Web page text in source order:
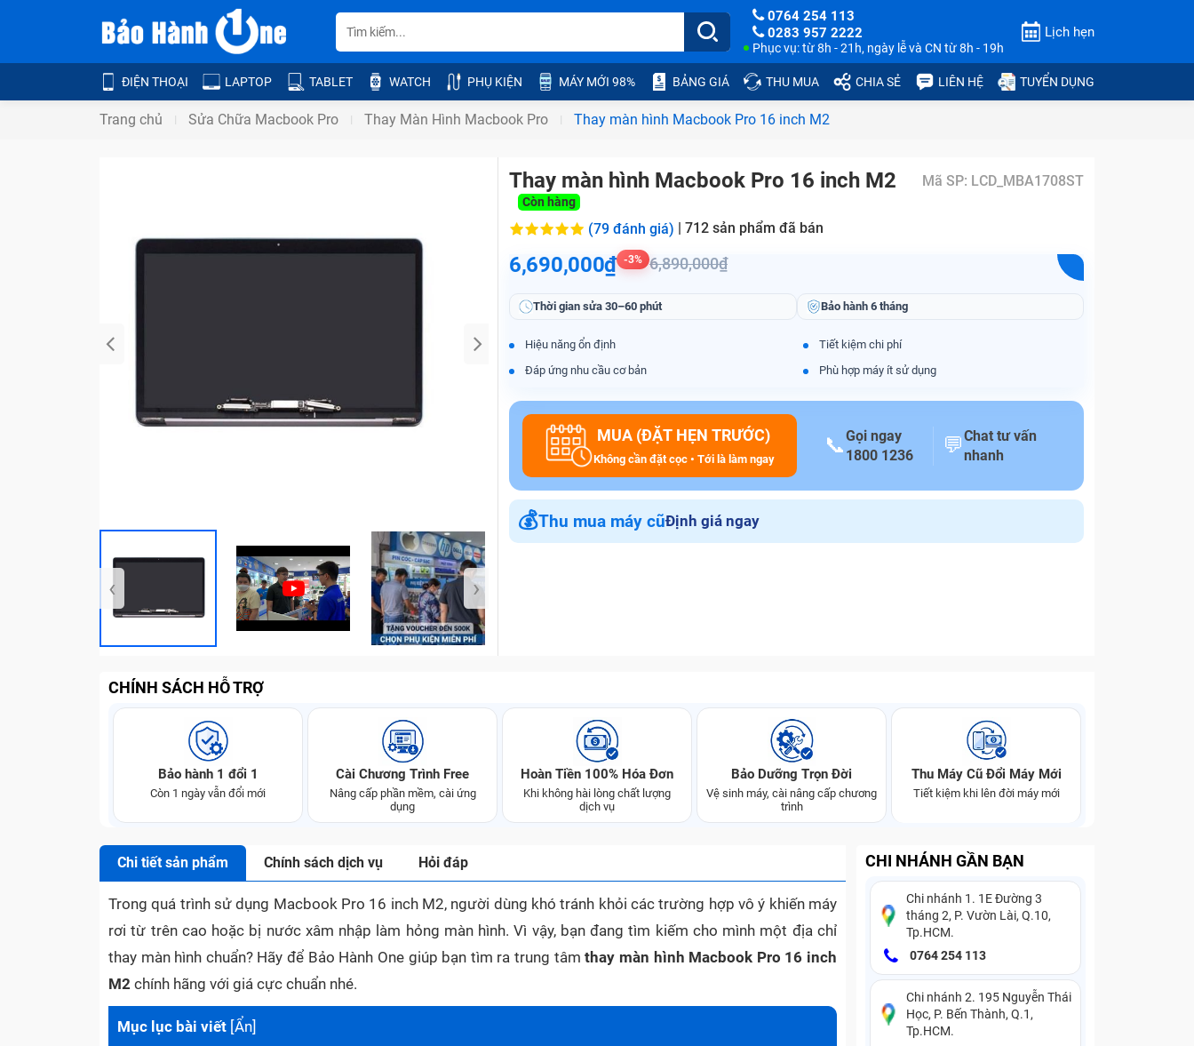
0764 254 113
0283 957 2222
Phục vụ: từ 8h - 21h, ngày lễ và CN từ 8h - 19h
Lịch hẹn
ĐIỆN THOẠI LAPTOP TABLET WATCH PHỤ KIỆN MÁY MỚI 98% BẢNG GIÁ THU MUA CHIA SẺ LIÊN HỆ TUYỂN DỤNG
Trang chủ Sửa Chữa Macbook Pro Thay Màn Hình Macbook Pro ​​Thay màn hình Macbook Pro 16 inch M2
Bảo Hành One
‹ ›
​​Thay màn hình Macbook Pro 16 inch M2 Mã SP: LCD_MBA1708ST
Còn hàng
(79 đánh giá) | 712 sản phẩm đã bán
6,690,000₫ -3% 6,890,000₫
Thời gian sửa 30–60 phút Bảo hành 6 tháng
Hiệu năng ổn định
Đáp ứng nhu cầu cơ bản
Tiết kiệm chi phí
Phù hợp máy ít sử dụng
MUA (ĐẶT HẸN TRƯỚC)
Không cần đặt cọc • Tới là làm ngay
📞Gọi ngay
1800 1236
💬Chat tư vấn
nhanh
💰Thu mua máy cũĐịnh giá ngay
CHÍNH SÁCH HỖ TRỢ
Bảo hành 1 đổi 1
Còn 1 ngày vẫn đổi mới
Cài Chương Trình Free
Nâng cấp phần mềm, cài ứng
dụng
Hoàn Tiền 100% Hóa Đơn
Khi không hài lòng chất lượng
dịch vụ
Bảo Dưỡng Trọn Đời
Vệ sinh máy, cài nâng cấp chương
trình
Thu Máy Cũ Đổi Máy Mới
Tiết kiệm khi lên đời máy mới
Chi tiết sản phẩm Chính sách dịch vụ Hỏi đáp
Trong quá trình sử dụng Macbook Pro 16 inch M2, người dùng khó tránh khỏi các trường hợp vô ý khiến máy
rơi từ trên cao hoặc bị nước xâm nhập làm hỏng màn hình. Vì vậy, bạn đang tìm kiếm cho mình một địa chỉ
thay màn hình chuẩn? Hãy để Bảo Hành One giúp bạn tìm ra trung tâm ​​thay màn hình Macbook Pro 16 inch
M2 chính hãng với giá cực chuẩn nhé.
Mục lục bài viết [Ẩn]
CHI NHÁNH GẦN BẠN
Chi nhánh 1. 1E Đường 3
tháng 2, P. Vườn Lài, Q.10,
Tp.HCM.
0764 254 113
Chi nhánh 2. 195 Nguyễn Thái
Học, P. Bến Thành, Q.1,
Tp.HCM.